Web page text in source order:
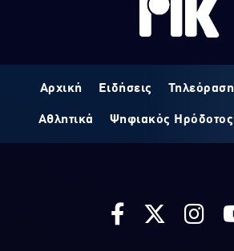
Αρχική Ειδήσεις Τηλεόραση
Αθλητικά Ψηφιακός Ηρόδοτος